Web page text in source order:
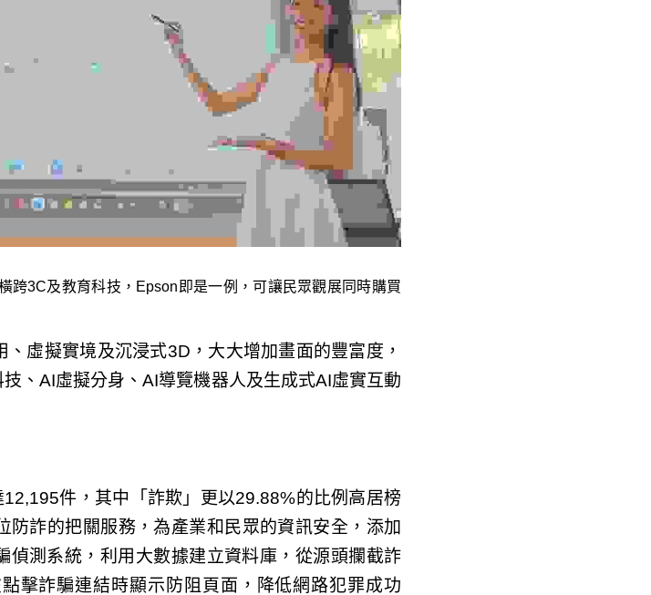
3C及教育科技，Epson即是一例，可讓民眾觀展同時購買文
虛擬實境及沉浸式3D，大大增加畫面的豐富度，
技、AI虛擬分身、AI導覽機器人及生成式AI虛實互
件，其中「詐欺」更以29.88%的比例高居榜
詐的把關服務，為產業和民眾的資訊安全，添加
測系統，利用大數據建立資料庫，從源頭攔截詐
擊詐騙連結時顯示防阻頁面，降低網路犯罪成功